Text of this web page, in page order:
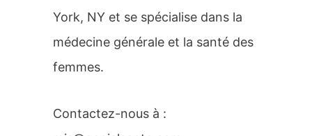
York, NY et se spécialise dans la
médecine générale et la santé des
femmes.
Contactez-nous à :